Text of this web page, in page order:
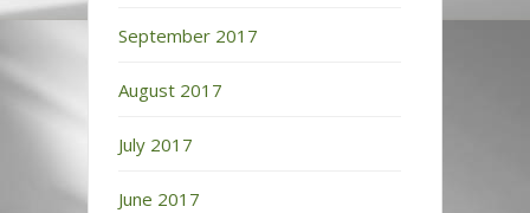
September 2017
August 2017
July 2017
June 2017